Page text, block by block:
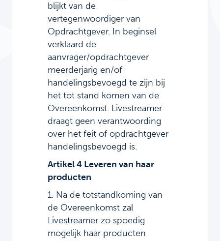
blijkt van de
vertegenwoordiger van
Opdrachtgever. In beginsel
verklaard de
aanvrager/opdrachtgever
meerderjarig en/of
handelingsbevoegd te zijn bij
het tot stand komen van de
Overeenkomst. Livestreamer
draagt geen verantwoording
over het feit of opdrachtgever
handelingsbevoegd is.
Artikel 4 Leveren van haar
producten
1. Na de totstandkoming van
de Overeenkomst zal
Livestreamer zo spoedig
mogelijk haar producten